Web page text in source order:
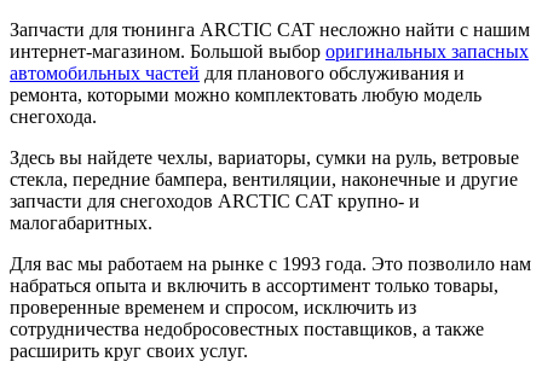
Запчасти для тюнинга ARCTIC CAT несложно найти с нашим
интернет-магазином. Большой выбор оригинальных запасных
автомобильных частей для планового обслуживания и
ремонта, которыми можно комплектовать любую модель
снегохода.
Здесь вы найдете чехлы, вариаторы, сумки на руль, ветровые
стекла, передние бампера, вентиляции, наконечные и другие
запчасти для снегоходов ARCTIC CAT крупно- и
малогабаритных.
Для вас мы работаем на рынке с 1993 года. Это позволило нам
набраться опыта и включить в ассортимент только товары,
проверенные временем и спросом, исключить из
сотрудничества недобросовестных поставщиков, а также
расширить круг своих услуг.